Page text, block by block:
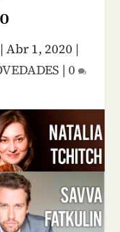
| Abr 1, 2020 |
| 0